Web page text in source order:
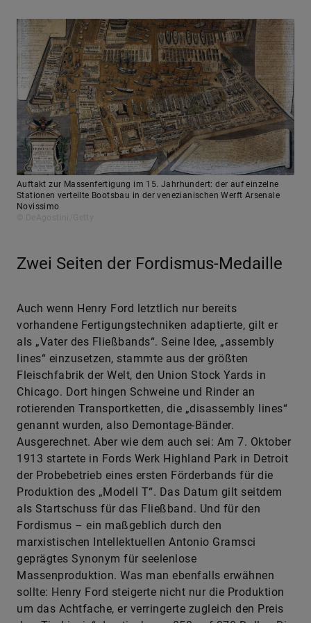
Auftakt zur Massenfertigung im 15. Jahrhundert: der auf einzelne
Stationen verteilte Bootsbau in der venezianischen Werft Arsenale
Novissimo
Zwei Seiten der Fordismus-Medaille
Auch wenn Henry Ford letztlich nur bereits
vorhandene Fertigungstechniken adaptierte, gilt er
als „Vater des Fließbands“. Seine Idee, „assembly
lines“ einzusetzen, stammte aus der größten
Fleischfabrik der Welt, den Union Stock Yards in
Chicago. Dort hingen Schweine und Rinder an
rotierenden Transportketten, die „disassembly ­lines“
genannt wurden, also Demontage-Bänder.
Ausgerechnet. Aber wie dem auch sei: Am 7. Oktober
1913 startete in Fords Werk Highland Park in Detroit
der Probebetrieb eines ersten Förderbands für die
Produktion des „Modell T“. Das Datum gilt seitdem
als Startschuss für das Fließband. Und für den
Fordismus – ein maßgeblich durch den
marxistischen Intellektuellen Antonio Gramsci
geprägtes Synonym für seelenlose
Massenproduktion. Was man ebenfalls erwähnen
sollte: Henry Ford steigerte nicht nur die Produktion
um das Achtfache, er verringerte zugleich den Preis